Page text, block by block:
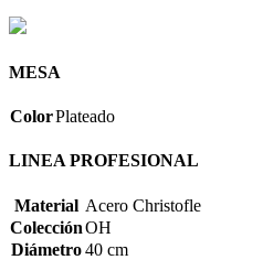
MESA
ColorPlateado
LINEA PROFESIONAL
Material Acero Christofle
ColecciónOH
Diámetro40 cm